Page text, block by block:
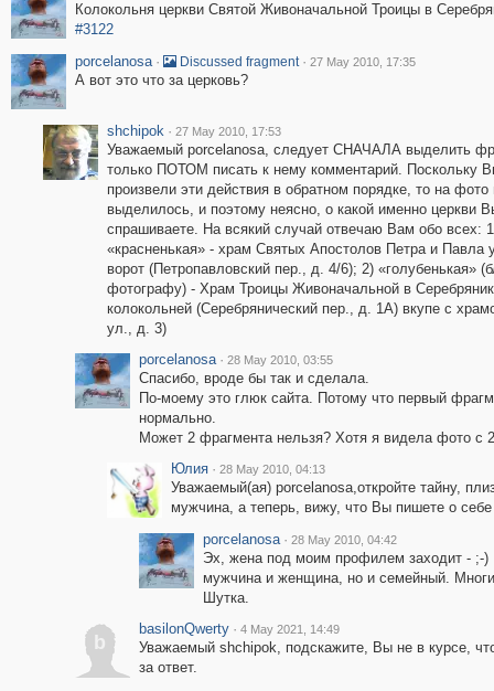
Колокольня церкви Святой Живоначальной Троицы в
#3122
porcelanosa · Discussed fragment · 27 May 2010, 17:35
А вот это что за церковь?
shchipok · 27 May 2010, 17:53
Уважаемый porcelanosa, следует СНАЧАЛА выделить
только ПОТОМ писать к нему комментарий. Поскольку
произвели эти действия в обратном порядке, то на фото
выделилось, и поэтому неясно, о какой именно церкви
спрашиваете. На всякий случай отвечаю Вам обо всех:
«красненькая» - храм Святых Апостолов Петра и Павла
ворот (Петропавловский пер., д. 4/6); 2) «голубенькая»
фотографу) - Храм Троицы Живоначальной в
колокольней (Серебрянический пер., д. 1А) вкупе с
ул., д. 3)
porcelanosa · 28 May 2010, 03:55
Спасибо, вроде бы так и сделала.
По-моему это глюк сайта. Потому что первый
нормально.
Может 2 фрагмента нельзя? Хотя я видела фото с
Юлия · 28 May 2010, 04:13
Уважаемый(ая) porcelanosa,откройте тайну,
мужчина, а теперь, вижу, что Вы пишете о
porcelanosa · 28 May 2010, 04:42
Эх, жена под моим профилем заходит - ;-)
мужчина и женщина, но и семейный.
Шутка.
b
basilonQwerty · 4 May 2021, 14:49
Уважаемый shchipok, подскажите, Вы не в курсе,
за ответ.